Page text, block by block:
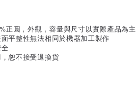
正圓，外觀，容量與尺寸以實際產品為主
平整性無法相同於機器加工製作
恕不接受退換貨